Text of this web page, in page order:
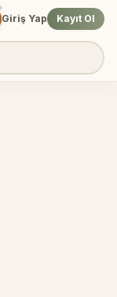
Giriş Yap Kayıt Ol